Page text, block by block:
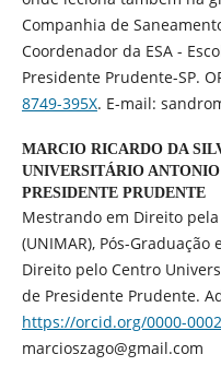
Companhia de
Coordenador da ESA -
Presidente Prudente-SP.
8749-395X. E-mail:
MARCIO RICARDO DA
UNIVERSITÁRIO
PRESIDENTE PRUDENTE
Mestrando em Direito
(UNIMAR), Pós-
Direito pelo Centro
de Presidente Prudente.
https://orcid.org/0000-
marcioszago@gmail.com